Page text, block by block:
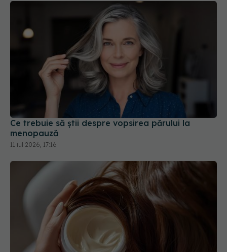
Ce trebuie să știi despre vopsirea părului la
menopauză
Masca esențială pentru un păr rezistent și
sănătos